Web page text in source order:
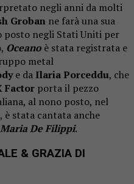
negli anni da molti
Groban ne farà una sua
posto negli Stati Uniti per
Oceano è stata registrata e
metal
e da Ilaria Porceddu, che
Factor porta il pezzo
al nono posto, nel
è stata cantata anche
De Filippi.
& GRAZIA DI